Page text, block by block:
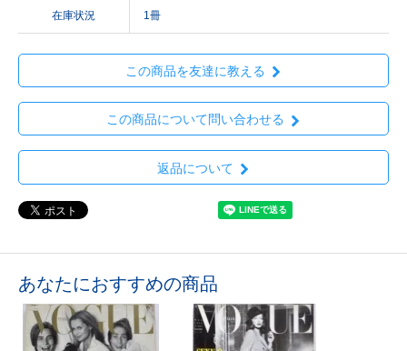
在庫状況 1冊
この商品を友達に教える
この商品について問い合わせる
返品について
あなたにおすすめの商品